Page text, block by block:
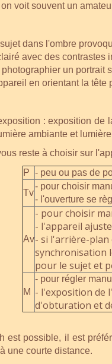
voit souvent un
dans l'ombre
avec des contrastes
un
en orientant la
: exposition
ambiante et
reste à choisir sur
P - peu ou pas de
Tv
- pour choisir
- l'ouverture se
Av
- pour choisir
- l'appareil
- si l'arrière-plan
synchronisation
pour le sujet et
M
- pour régler
- l'exposition de
d'obturation et
est possible, il est
une courte distance.